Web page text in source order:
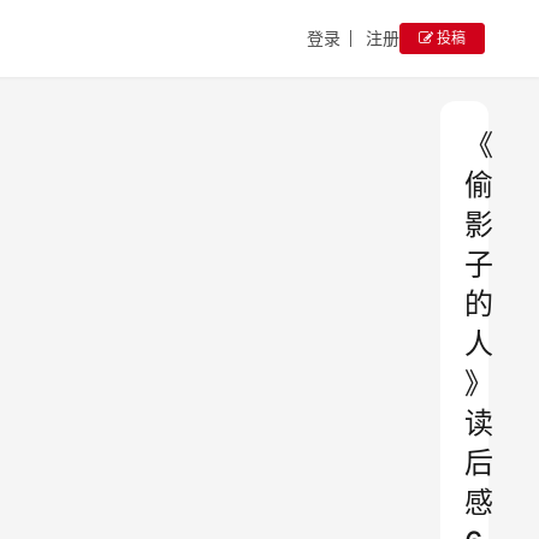
登录 注册 投稿
《
偷
影
子
的
人
》
读
后
感